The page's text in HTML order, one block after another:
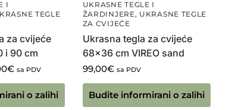
I
TEGLE
za cvijeće
i 90 cm
€ sa PDV
o zalihi
UKRASNE TEGLE I
ŽARDINJERE, UKRASNE TEGLE
ZA CVIJEĆE
Ukrasna tegla za cvijeće
68×36 cm VIREO sand
99,00€ sa PDV
Budite informirani o zalihi